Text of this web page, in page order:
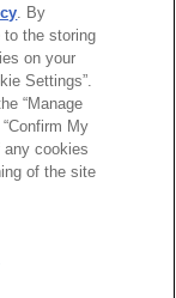
use and is not
client
. By
to the storing
on your
Settings”.
“Manage
My
any cookies
of the site